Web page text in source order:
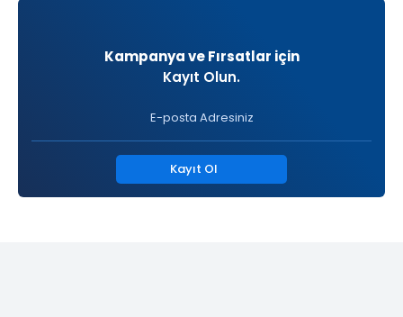
Kampanya ve Fırsatlar için
Kayıt Olun.
Kayıt Ol